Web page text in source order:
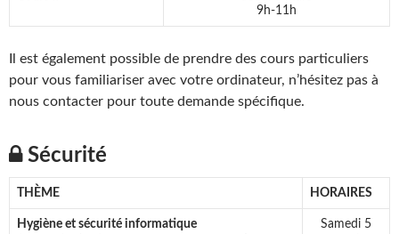
9h-11h
Il est également possible de prendre des cours particuliers
pour vous familiariser avec votre ordinateur, n’hésitez pas à
nous contacter pour toute demande spécifique.
Sécurité
THÈME HORAIRES
Hygiène et sécurité informatique
Samedi 5